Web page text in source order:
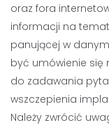
oraz fora
informacji na
panującej w
być umówienie się
do zadawania
wszczepienia
Należy zwrócić